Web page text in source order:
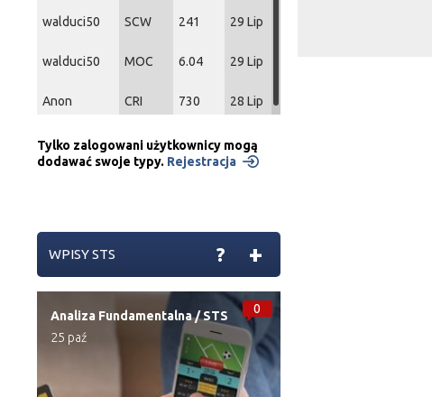
walduci50 SCW 241 29 Lip
walduci50 MOC 6.04 29 Lip
Anon CRI 730 28 Lip
Tylko zalogowani użytkownicy mogą
dodawać swoje typy. Rejestracja
WPISY STS +
?
0
Analiza Fundamentalna/STS
25 paź